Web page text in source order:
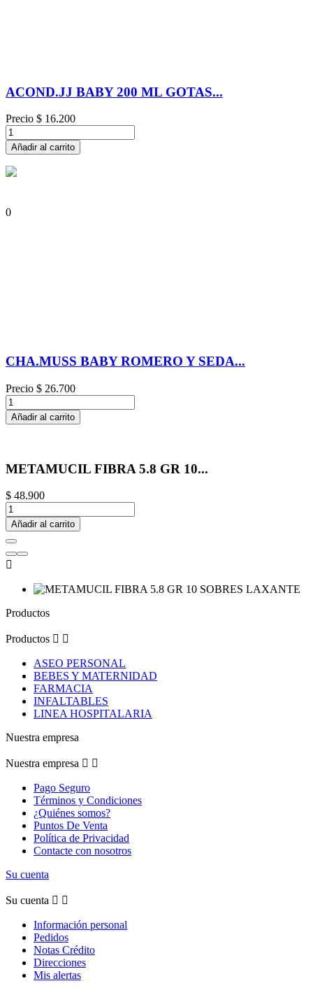
ACOND.JJ BABY 200 ML GOTAS...
Precio $ 16.200
Añadir al carrito
0
CHA.MUSS BABY ROMERO Y SEDA...
Precio $ 26.700
Añadir al carrito
METAMUCIL FIBRA 5.8 GR 10...
$ 48.900
Añadir al carrito

Productos
Productos  
ASEO PERSONAL
BEBES Y MATERNIDAD
FARMACIA
INFALTABLES
LINEA HOSPITALARIA
Nuestra empresa
Nuestra empresa  
Pago Seguro
Términos y Condiciones
¿Quiénes somos?
Puntos De Venta
Política de Privacidad
Contacte con nosotros
Su cuenta
Su cuenta  
Información personal
Pedidos
Notas Crédito
Direcciones
Mis alertas